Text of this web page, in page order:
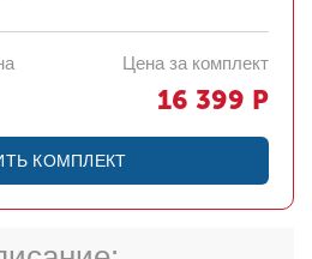
ПАРАМЕТРЫ
Цена за комплект
16 399 Р
КОМПЛЕКТ